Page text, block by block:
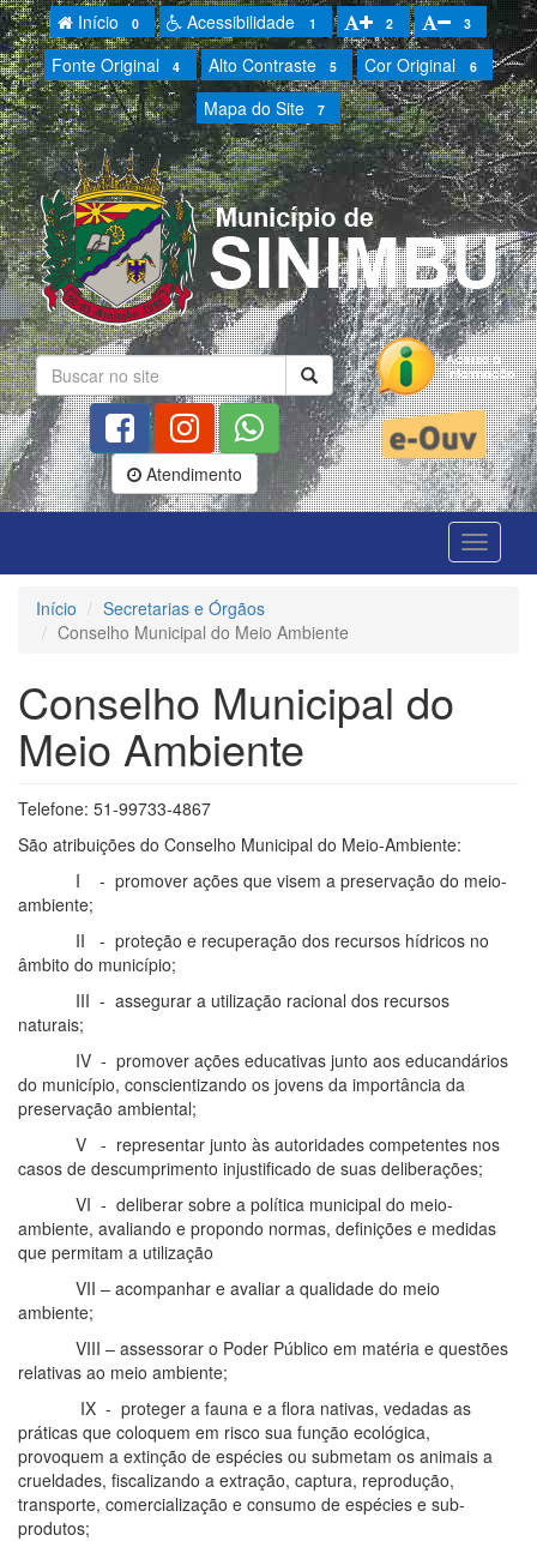
Início 0 Acessibilidade 1 2 3
Fonte Original 4 Alto Contraste 5 Cor Original 6
Mapa do Site 7
Atendimento
Início
Secretarias e Órgãos
Conselho Municipal do Meio Ambiente
Conselho Municipal do
Meio Ambiente
Telefone: 51-99733-4867
São atribuições do Conselho Municipal do Meio-Ambiente:
I - promover ações que visem a preservação do meio-
ambiente;
II - proteção e recuperação dos recursos hídricos no
âmbito do município;
III - assegurar a utilização racional dos recursos
naturais;
IV - promover ações educativas junto aos educandários
do município, conscientizando os jovens da importância da
preservação ambiental;
V - representar junto às autoridades competentes nos
casos de descumprimento injustificado de suas deliberações;
VI - deliberar sobre a política municipal do meio-
ambiente, avaliando e propondo normas, definições e medidas
que permitam a utilização
VII – acompanhar e avaliar a qualidade do meio
ambiente;
VIII – assessorar o Poder Público em matéria e questões
relativas ao meio ambiente;
IX - proteger a fauna e a flora nativas, vedadas as
práticas que coloquem em risco sua função ecológica,
provoquem a extinção de espécies ou submetam os animais a
crueldades, fiscalizando a extração, captura, reprodução,
transporte, comercialização e consumo de espécies e sub-
produtos;